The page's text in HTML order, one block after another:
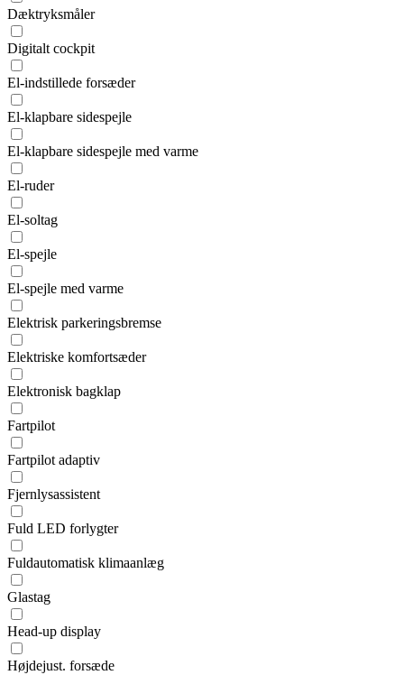
Dæktryksmåler
Digitalt cockpit
El-indstillede forsæder
El-klapbare sidespejle
El-klapbare sidespejle med varme
El-ruder
El-soltag
El-spejle
El-spejle med varme
Elektrisk parkeringsbremse
Elektriske komfortsæder
Elektronisk bagklap
Fartpilot
Fartpilot adaptiv
Fjernlysassistent
Fuld LED forlygter
Fuldautomatisk klimaanlæg
Glastag
Head-up display
Højdejust. forsæde